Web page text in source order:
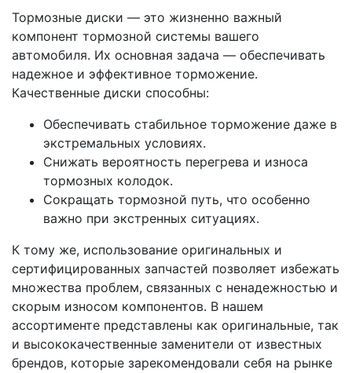
Тормозные диски — это жизненно важный
компонент тормозной системы вашего
автомобиля. Их основная задача — обеспечивать
надежное и эффективное торможение.
Качественные диски способны:
Обеспечивать стабильное торможение даже в
экстремальных условиях.
Снижать вероятность перегрева и износа
тормозных колодок.
Сокращать тормозной путь, что особенно
важно при экстренных ситуациях.
К тому же, использование оригинальных и
сертифицированных запчастей позволяет избежать
множества проблем, связанных с ненадежностью и
скорым износом компонентов. В нашем
ассортименте представлены как оригинальные, так
и высококачественные заменители от известных
брендов, которые зарекомендовали себя на рынке